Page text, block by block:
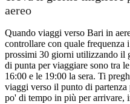
aereo
Quando viaggi verso Bari in
controllare con quale frequenza
prossimi 30 giorni utilizzando il
di punta per viaggiare sono tra
16:00 e le 19:00 la sera. Ti
viaggi verso il punto di
po' di tempo in più per arrivare,